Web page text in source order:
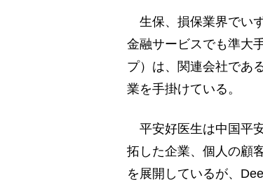
生保、損保業界でい
金融サービスでも準大
プ）は、関連会社であ
業を手掛けている。
平安好医生は中国平
拓した企業、個人の顧
を展開しているが、